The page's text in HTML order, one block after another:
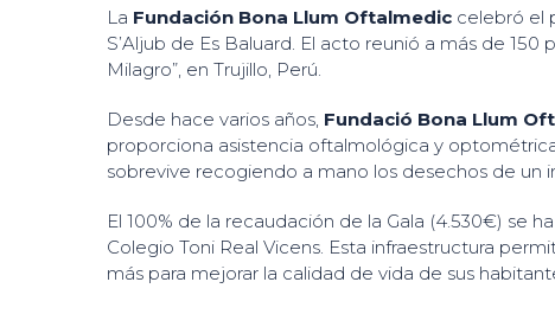
La Fundación Bona Llum Oftalmedic celebró el
S’Aljub de Es Baluard. El acto reunió a más de
Milagro”, en Trujillo, Perú.
Desde hace varios años, Fundació Bona Llum
proporciona asistencia oftalmológica y
sobrevive recogiendo a mano los desechos de un
El 100% de la recaudación de la Gala (4.530€) se
Colegio Toni Real Vicens. Esta infraestructura
más para mejorar la calidad de vida de sus